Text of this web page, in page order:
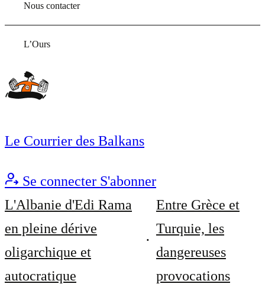
Nous contacter
L’Ours
Le Courrier des Balkans
Se connecter S'abonner
L'Albanie d'Edi Rama
en pleine dérive
oligarchique et
autocratique
Entre Grèce et
Turquie, les
dangereuses
provocations